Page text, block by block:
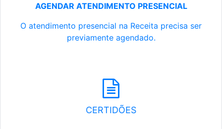
AGENDAR ATENDIMENTO PRESENCIAL
O atendimento presencial na Receita precisa ser
previamente agendado.
CERTIDÕES